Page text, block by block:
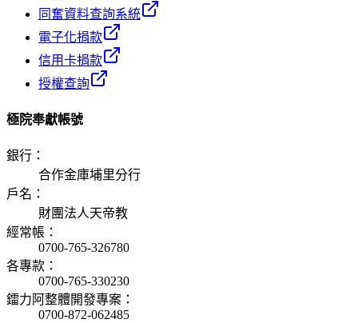
同奮資料查詢系統
電子化捐款
信用卡捐款
授權查詢
極院奉獻帳號
銀行 ：
合作金庫埔里分行
戶名 ：
財團法人天帝教
經常帳 ：
0700-765-326780
各專款 ：
0700-765-330230
鐳力阿整體開發專案 ：
0700-872-062485